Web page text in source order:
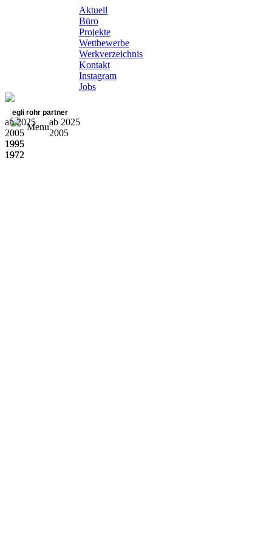
Aktuell
Büro
Projekte
Wettbewerbe
Werkverzeichnis
Kontakt
Instagram
Jobs
egli rohr partner
Menu
ab 2025
2005
1995
1972
ab 2025
2005
1995
1972